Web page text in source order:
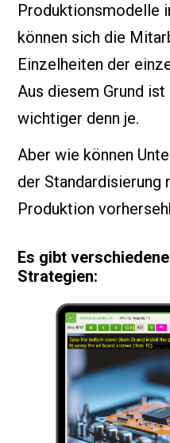
Produktionsmodelle
können sich die
Einzelheiten der
Aus diesem Grund
wichtiger denn je.
Aber wie können
der Standardisierung
Produktion
Es gibt
Strategien: